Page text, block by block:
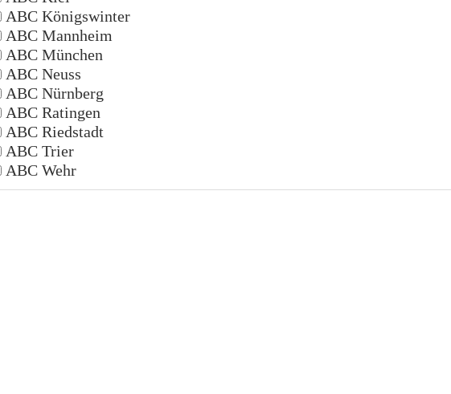
ABC Königswinter
ABC Mannheim
ABC München
ABC Neuss
ABC Nürnberg
ABC Ratingen
ABC Riedstadt
ABC Trier
ABC Wehr